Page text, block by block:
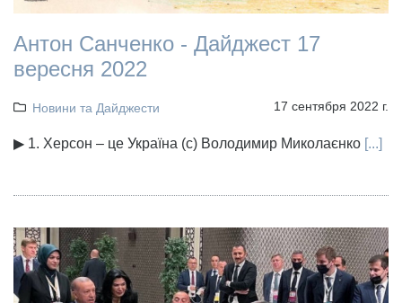
Антон Санченко - Дайджест 17
вересня 2022
Новини та Дайджести 17 сентября 2022 г.
▶ 1. Херсон – це Україна (с) Володимир Миколаєнко [...]